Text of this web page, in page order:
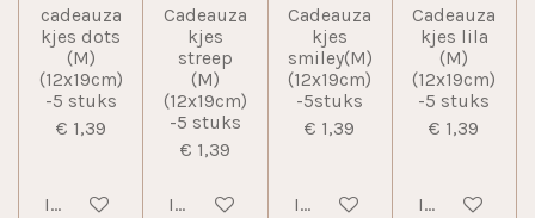
cadeauza
kjes dots
(M)
(12x19cm)
-5 stuks
€ 1,39
In winkelwagen
Cadeauza
kjes
streep
(M)
(12x19cm)
-5 stuks
€ 1,39
In winkelwagen
Cadeauza
kjes
smiley(M)
(12x19cm)
-5stuks
€ 1,39
In winkelwagen
Cadeauza
kjes lila
(M)
(12x19cm)
-5 stuks
€ 1,39
In